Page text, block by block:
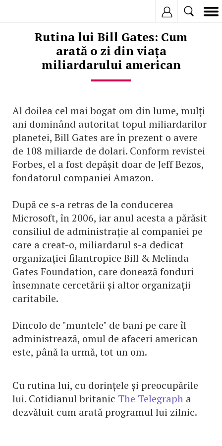
Rutina lui Bill Gates: Cum
arată o zi din viața
miliardarului american
Al doilea cel mai bogat om din lume, mulți
ani dominând autoritat topul miliardarilor
planetei, Bill Gates are în prezent o avere
de 108 miliarde de dolari. Conform revistei
Forbes, el a fost depășit doar de Jeff Bezos,
fondatorul companiei Amazon.
După ce s-a retras de la conducerea
Microsoft, în 2006, iar anul acesta a părăsit
consiliul de administrație al companiei pe
care a creat-o, miliardarul s-a dedicat
organizației filantropice Bill & Melinda
Gates Foundation, care donează fonduri
însemnate cercetării și altor organizații
caritabile.
Dincolo de "muntele" de bani pe care îl
administrează, omul de afaceri american
este, până la urmă, tot un om.
Cu rutina lui, cu dorințele și preocupările
lui. Cotidianul britanic The Telegraph a
dezvăluit cum arată programul lui zilnic.